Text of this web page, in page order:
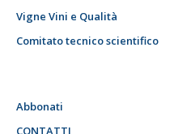
Vigne Vini e Qualità
Comitato tecnico scientifico
Abbonati
CONTATTI